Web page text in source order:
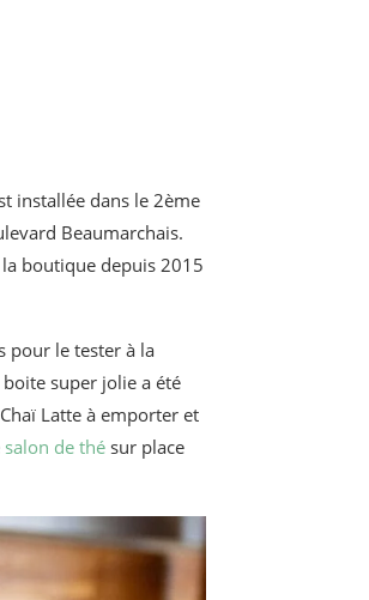
installée dans le 2ème
Beaumarchais.
la boutique depuis 2015
pour le tester à la
super jolie a été
Latte à emporter et
salon de thé sur place